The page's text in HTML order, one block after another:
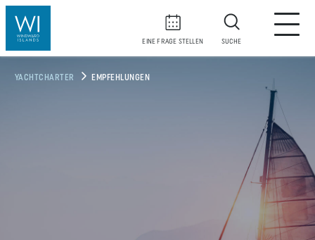
EINE FRAGE STELLEN SUCHE
YACHTCHARTER EMPFEHLUNGEN